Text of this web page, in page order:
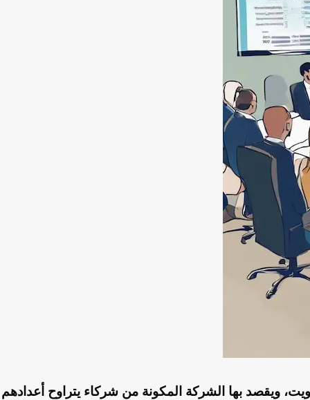
ويقصد بها الشركة المكونة من شركاء يتراوح أعدادهم